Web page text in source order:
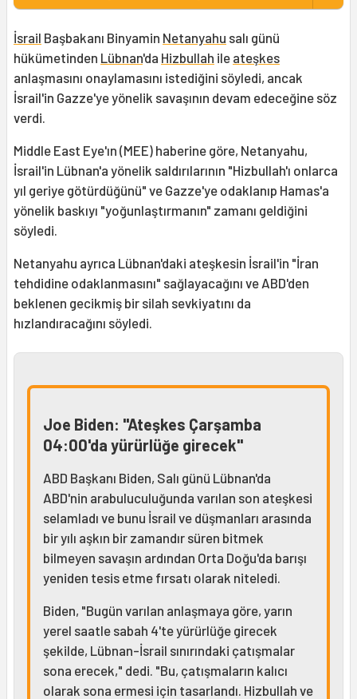
İsrail Başbakanı Binyamin Netanyahu salı günü
hükümetinden Lübnan'da Hizbullah ile ateşkes
anlaşmasını onaylamasını istediğini söyledi, ancak
İsrail'in Gazze'ye yönelik savaşının devam edeceğine söz
verdi.
Middle East Eye'ın (MEE) haberine göre, Netanyahu,
İsrail'in Lübnan'a yönelik saldırılarının "Hizbullah'ı onlarca
yıl geriye götürdüğünü" ve Gazze'ye odaklanıp Hamas'a
yönelik baskıyı "yoğunlaştırmanın" zamanı geldiğini
söyledi.
Netanyahu ayrıca Lübnan'daki ateşkesin İsrail'in "İran
tehdidine odaklanmasını" sağlayacağını ve ABD'den
beklenen gecikmiş bir silah sevkiyatını da
hızlandıracağını söyledi.
Joe Biden: "Ateşkes Çarşamba
04:00'da yürürlüğe girecek"
ABD Başkanı Biden, Salı günü Lübnan'da
ABD'nin arabuluculuğunda varılan son ateşkesi
selamladı ve bunu İsrail ve düşmanları arasında
bir yılı aşkın bir zamandır süren bitmek
bilmeyen savaşın ardından Orta Doğu'da barışı
yeniden tesis etme fırsatı olarak niteledi.
Biden, "Bugün varılan anlaşmaya göre, yarın
yerel saatle sabah 4'te yürürlüğe girecek
şekilde, Lübnan-İsrail sınırındaki çatışmalar
sona erecek," dedi. "Bu, çatışmaların kalıcı
olarak sona ermesi için tasarlandı. Hizbullah ve